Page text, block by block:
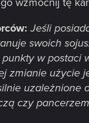
Jeśli
swoich
w postaci
zmianie użycie
uzależnione
czy